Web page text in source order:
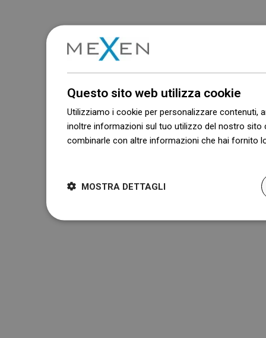
Questo sito web utilizza cookie
Utilizziamo i cookie per personalizzare contenuti,
inoltre informazioni sul tuo utilizzo del nostro sito
combinarle con altre informazioni che hai fornito
MOSTRA DETTAGLI